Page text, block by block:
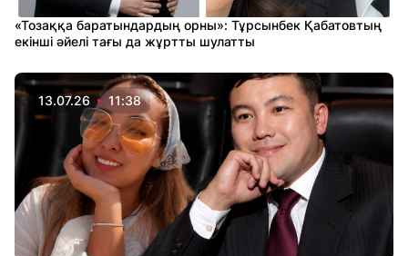
«Тозаққа баратындардың орны»: Тұрсынбек Қабатовтың
екінші әйелі тағы да жұртты шулатты
13.07.26 11:38